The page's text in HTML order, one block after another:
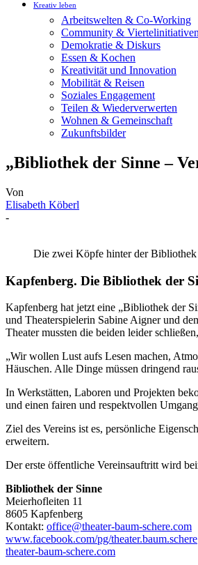
Kreativ leben
Arbeitswelten & Co-Working
Community & Viertelinitiativen
Demokratie & Diskurs
Essen & Kochen
Kreativität und Innovation
Mobilität & Reisen
Soziales Engagement
Teilen & Wiederverwerten
Wohnen & Gemeinschaft
Zukunftsbilder
„Bibliothek der Sinne –
Von
Elisabeth Köberl
-
Die zwei Köpfe hinter der
Kapfenberg. Die Bibliothek der
Kapfenberg hat jetzt eine „Bibliothek der
und Theaterspielerin Sabine Aigner und
Theater mussten die beiden leider
„Wir wollen Lust aufs Lesen machen,
Häuschen. Alle Dinge müssen dringend
In Werkstätten, Laboren und Projekten
und einen fairen und respektvollen
Ziel des Vereins ist es, persönliche
erweitern.
Der erste öffentliche Vereinsauftritt wird
Bibliothek der Sinne
Meierhofleiten 11
8605 Kapfenberg
Kontakt: office@theater-baum-schere.com
www.facebook.com/pg/theater.baum.schere
theater-baum-schere.com